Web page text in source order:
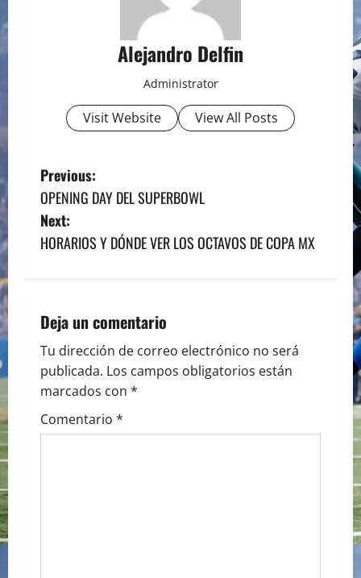
Alejandro Delfin
Administrator
Visit Website View All Posts
P
o
s
n
a
v
i
Previous:
OPENING DAY DEL SUPERBOWL
Next:
HORARIOS Y DÓNDE VER LOS OCTAVOS DE COPA MX
Deja un comentario
Tu dirección de correo electrónico no será
publicada. Los campos obligatorios están
marcados con *
Comentario *